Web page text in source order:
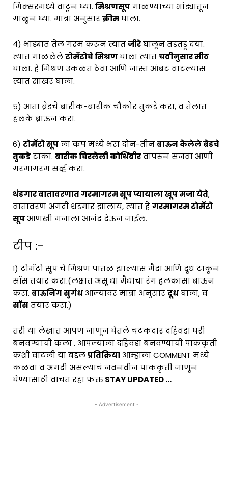
मिक्सरमध्ये वाटून घ्या. मिश्रणसूपगाळण्याच्या भांड्यातून
गाळून घ्या. मात्रा अनुसारक्रीमघाला.
४) भांड्यात तेल गरम करून त्यातजीरेघालून तडतडू दया.
त्यात गाळलेलेटोमॅटोचे मिश्रणघाला त्यातचवीनुसार मीठ
घाला. हे मिश्रण उकळत ठेवा आणि जास्त आंबट वाटल्यास
त्यात साखर घाला.
५) आता ब्रेडचे बारीक-बारीक चौकोर तुकडे करा, व तेलात
हलके ब्राऊन करा.
६) टोमॅटो सूपला कप मध्ये भरा दोन-तीनब्राऊन केलेले ब्रेडचे
तुकडेटाका. बारीक चिरलेली कोथिंबीरवापरून सजवा आणी
गरमागरम सर्व्ह करा.
थंडगार वातावरणात गरमागरम सूप प्यायाला खूप मजा येते,
वातावरण अगदी थंडगार झालाय, त्यात हेगरमागरम टोमॅटो
सूपआणखी मनाला आनंद देऊन जाईल.
टीप :-
१) टोमॅटो सूप चे मिश्रण पातळ झाल्यास मैदा आणि दूध टाकून
सॉस तयार करा.(लक्षात असू द्या मैद्याचा रंग हलकासा ब्राऊन
करा. ब्राऊनिंग सुगंधआल्यावर मात्रा अनुसारदूधघाला, व
सॉसतयार करा.)
तरी या लेखात आपण जाणून घेतले चटकदार दहिवडा घरी
बनवण्याची कला . आपल्याला दहिवडा बनवण्याची पाककृती
कशी वाटली या बद्दलप्रतिक्रियाआम्हाला COMMENT मध्ये
कळवा व अगदी असल्याचं नवनवीन पाककृती जाणून
घेण्यासाठी वाचत रहा फक्तSTAY UPDATED …
- Advertisement -